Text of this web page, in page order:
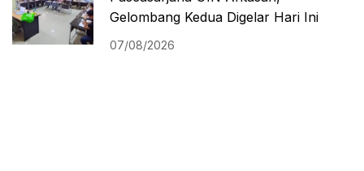
Gelombang Kedua Digelar Hari Ini
07/08/2026